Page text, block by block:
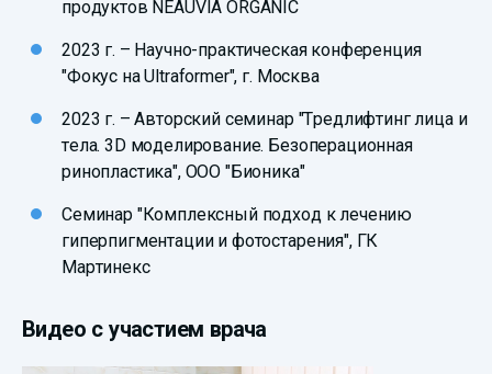
продуктов NEAUVIA ORGANIC
2023 г. – Научно-практическая конференция
"Фокус на Ultraformer", г. Москва
2023 г. – Авторский семинар "Тредлифтинг лица и
тела. 3D моделирование. Безоперационная
ринопластика", ООО "Бионика"
Семинар "Комплексный подход к лечению
гиперпигментации и фотостарения", ГК
Мартинекс
Видео с участием врача